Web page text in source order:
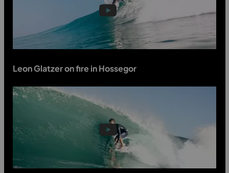
Leon Glatzer on fire in Hossegor